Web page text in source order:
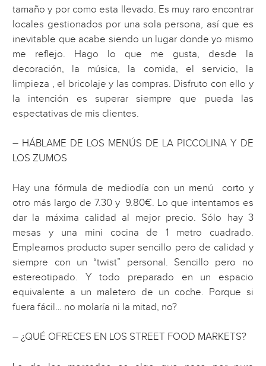
tamaño y por como esta llevado. Es muy raro encontrar
locales gestionados por una sola persona, así que es
inevitable que acabe siendo un lugar donde yo mismo
me reflejo. Hago lo que me gusta, desde la
decoración, la música, la comida, el servicio, la
limpieza , el bricolaje y las compras. Disfruto con ello y
la intención es superar siempre que pueda las
espectativas de mis clientes.
– HÁBLAME DE LOS MENÚS DE LA PICCOLINA Y DE
LOS ZUMOS
Hay una fórmula de mediodía con un menú corto y
otro más largo de 7.30 y 9.80€. Lo que intentamos es
dar la máxima calidad al mejor precio. Sólo hay 3
mesas y una mini cocina de 1 metro cuadrado.
Empleamos producto super sencillo pero de calidad y
siempre con un “twist” personal. Sencillo pero no
estereotipado. Y todo preparado en un espacio
equivalente a un maletero de un coche. Porque si
fuera fácil… no molaría ni la mitad, no?
– ¿QUÉ OFRECES EN LOS STREET FOOD MARKETS?